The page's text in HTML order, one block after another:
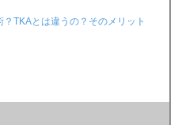
TKAとは違うの？そのメリット